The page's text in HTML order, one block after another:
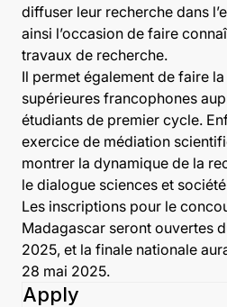
diffuser leur recherche dans
ainsi l’occasion de faire
travaux de recherche.
Il permet également de faire
supérieures francophones
étudiants de premier cycle.
exercice de médiation
montrer la dynamique de la
le dialogue sciences et
Les inscriptions pour le
Madagascar seront ouvertes
2025, et la finale nationale
28 mai 2025.
Apply